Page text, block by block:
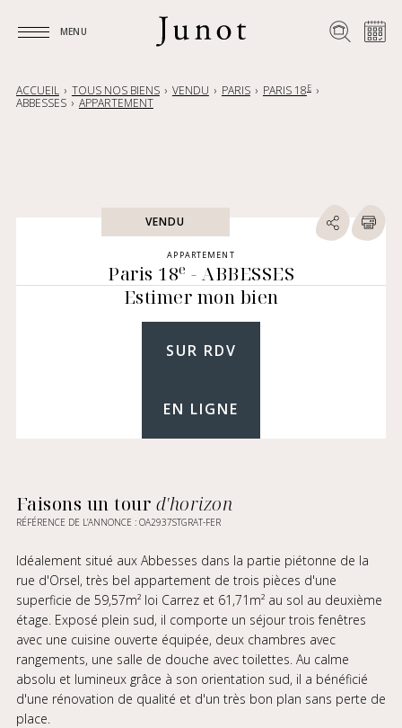
MENU
ACCUEIL TOUS NOS BIENS VENDU PARIS PARIS 18E
ABBESSES APPARTEMENT
VENDU
APPARTEMENT
Paris 18e - ABBESSES
Estimer mon bien
SUR RDV
EN LIGNE
Faisons un tour d'horizon
RÉFÉRENCE DE L’ANNONCE : OA2937STGRAT-FER
Idéalement situé aux Abbesses dans la partie piétonne de la
rue d'Orsel, très bel appartement de trois pièces d'une
superficie de 59,57m² loi Carrez et 61,71m² au sol au deuxième
étage. Exposé plein sud, il comporte un séjour trois fenêtres
avec une cuisine ouverte équipée, deux chambres avec
rangements, une salle de douche avec toilettes. Au calme
absolu et lumineux grâce à son orientation sud, il a bénéficié
d'une rénovation de qualité et d'un très bon plan sans perte de
place.